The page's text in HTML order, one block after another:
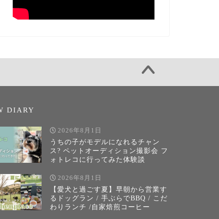
DIARY
2026年8月1日
うちの子がモデルになれるチャン
ス? ペットオーディション撮影会 フ
ォトレコに行ってみた体験談
2026年8月1日
【愛犬と過ごす夏】早朝から営業す
るドッグラン / 手ぶらでBBQ / こだ
わりランチ /自家焙煎コーヒー